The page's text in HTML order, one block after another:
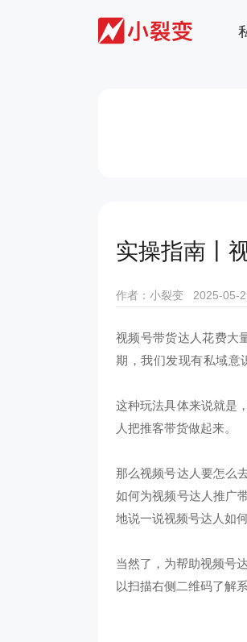
实操指南丨
作者：小裂变 2025-05-
视频号带货达人花费
期，我们发现有私域意
这种玩法具体来说就是
人把推客带货做起来。
那么视频号达人要怎么
如何为视频号达人推广
地说一说视频号达人如
当然了，为帮助视频号
以扫描右侧二维码了解